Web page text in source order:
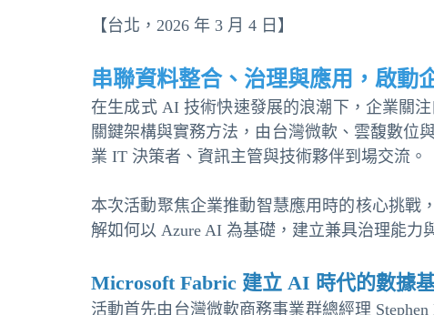
【台北，2026 年 3 月 4 日】
串聯資料整合、治理與應用，啟動
在生成式 AI 技術快速發展的浪潮下，企業關
關鍵架構與實務方法，由台灣微軟、雲馥數位
業 IT 決策者、資訊主管與技術夥伴到場交流。
本次活動聚焦企業推動智慧應用時的核心挑戰
解如何以 Azure AI 為基礎，建立兼具治理能力
Microsoft Fabric 建立 AI 時代的數據
活動首先由台灣微軟商務事業群總經理